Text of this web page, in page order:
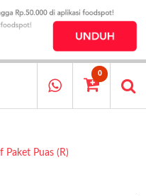
0
Paket Puas (R)